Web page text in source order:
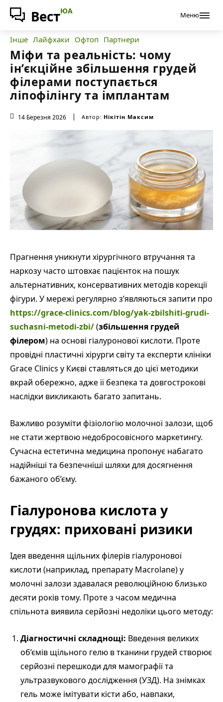
ВестЮА Меню
Інше Лайфхаки Офтоп Партнери
Міфи та реальність: чому
ін’єкційне збільшення грудей
філерами поступається
ліпофілінгу та імплантам
14 Березня 2026 Автор: Нікітін Максим
Прагнення уникнути хірургічного втручання та
наркозу часто штовхає пацієнток на пошук
альтернативних, консервативних методів корекції
фігури. У мережі регулярно з’являються запити про
https://grace-clinics.com/blog/yak-zbilshiti-grudi-
suchasni-metodi-zbi/(збільшення грудей
філером) на основі гіалуронової кислоти. Проте
провідні пластичні хірурги світу та експерти клініки
Grace Clinics у Києві ставляться до цієї методики
вкрай обережно, адже її безпека та довгострокові
наслідки викликають багато запитань.
Важливо розуміти фізіологію молочної залози, щоб
не стати жертвою недобросовісного маркетингу.
Сучасна естетична медицина пропонує набагато
надійніші та безпечніші шляхи для досягнення
бажаного об’єму.
Гіалуронова кислота у
грудях: приховані ризики
Ідея введення щільних філерів гіалуронової
кислоти (наприклад, препарату Macrolane) у
молочні залози здавалася революційною близько
десяти років тому. Проте з часом медична
спільнота виявила серйозні недоліки цього методу:
Діагностичні складнощі: Введення великих
об’ємів щільного гелю в тканини грудей створює
серйозні перешкоди для мамографії та
ультразвукового дослідження (УЗД). На знімках
гель може імітувати кісти або, навпаки,